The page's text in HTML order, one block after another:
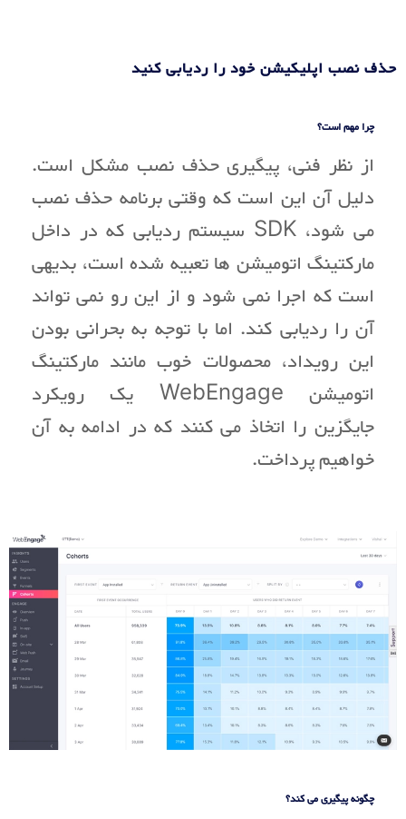
حذف نصب اپلیکیشن خود را ردیابی کنید
چرا مهم است؟
از نظر فنی، پیگیری حذف نصب مشکل است.
دلیل آن این است که وقتی برنامه حذف نصب
می شود، SDK سیستم ردیابی که در داخل
مارکتینگ اتومیشن ها تعبیه شده است، بدیهی
است که اجرا نمی شود و از این رو نمی تواند
آن را ردیابی کند. اما با توجه به بحرانی بودن
این رویداد، محصولات خوب مانند مارکتینگ
اتومیشن WebEngage یک رویکرد
جایگزین را اتخاذ می کنند که در ادامه به آن
خواهیم پرداخت.
چگونه پیگیری می کند؟